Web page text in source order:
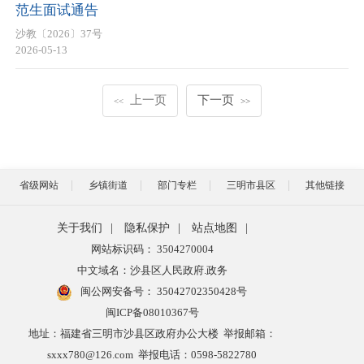
范生面试通告
沙教〔2026〕37号
2026-05-13
<< 上一页 下一页 >>
省级网站 乡镇街道 部门专栏 三明市县区 其他链接
关于我们 | 隐私保护 | 站点地图
|
网站标识码： 3504270004
中文域名：沙县区人民政府.政务
闽公网安备号： 35042702350428号
闽ICP备08010367号
地址：福建省三明市沙县区政府办公大楼 举报邮箱：
sxxx780@126.com 举报电话：0598-5822780